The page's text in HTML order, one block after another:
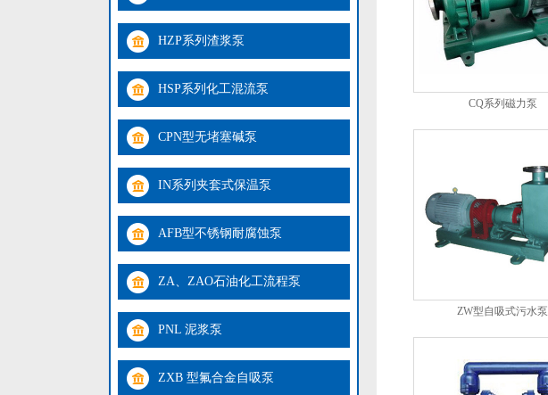
HZP系列渣浆泵
HSP系列化工混流泵
CPN型无堵塞碱泵
IN系列夹套式保温泵
AFB型不锈钢耐腐蚀泵
ZA、ZAO石油化工流程泵
PNL 泥浆泵
ZXB 型氟合金自吸泵
CQ系列磁力泵
ZW型自吸式污水泵